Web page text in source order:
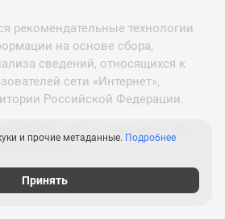
рекомендательные технологии
на основе сбора,
сведений, относящихся к
сети «Интернет»,
Российской Федерации.
М. Все права защищены. Всё,
и Ленинградской
и прочие метаданные. Подробнее
Принять